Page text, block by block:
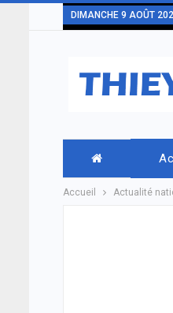
DIMANCHE 9 AOÛT
Accueil Actualité